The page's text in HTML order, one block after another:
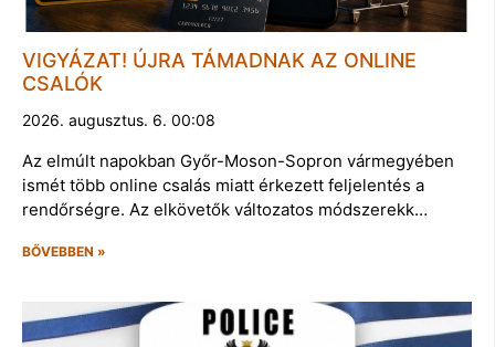
VIGYÁZAT! ÚJRA TÁMADNAK AZ ONLINE
CSALÓK
2026. augusztus. 6. 00:08
Az elmúlt napokban Győr-Moson-Sopron vármegyében
ismét több online csalás miatt érkezett feljelentés a
rendőrségre. Az elkövetők változatos módszerekk…
BŐVEBBEN »